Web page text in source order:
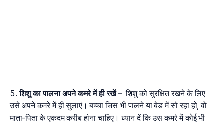
शिशु का पालना अपने कमरे में ही रखें–शिशु को सुरक्षित रखने के लिए
उसे अपने कमरे में ही सुलाएं। बच्चा जिस भी पालने या बेड में सो रहा हो, वो
माता-पिता के एकदम करीब होना चाहिए। ध्यान दें कि उस कमरे में कोई भी